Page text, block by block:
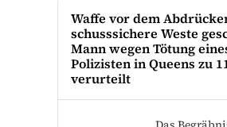
Waffe vor dem
schusssichere Weste
Mann wegen Tötung
Polizisten in Queens zu
verurteilt